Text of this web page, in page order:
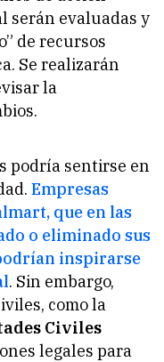
serán evaluadas y
de recursos
Se realizarán
la
podría sentirse en
Empresas
que en las
o eliminado sus
inspirarse
. Sin embargo,
como la
Civiles
legales para